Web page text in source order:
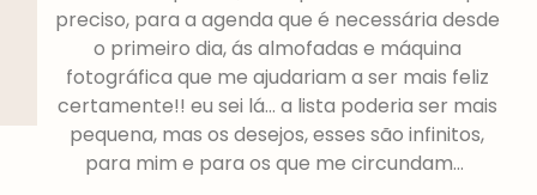
preciso, para a agenda que é necessária desde
o primeiro dia, ás almofadas e máquina
fotográfica que me ajudariam a ser mais feliz
certamente!! eu sei lá… a lista poderia ser mais
pequena, mas os desejos, esses são infinitos,
para mim e para os que me circundam…